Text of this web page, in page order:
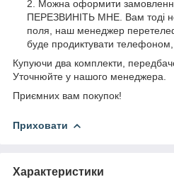
Можна оформити
ПЕРЕЗВИНІТЬ МНЕ. Вам тоді
поля, наш менеджер
буде продиктувати
Купуючи два комплекти,
Уточнюйте у нашого менеджера.
Приємних вам покупок!
Приховати
Характеристики